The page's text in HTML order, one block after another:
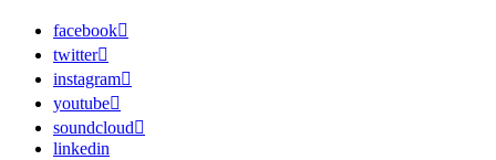
facebook
twitter
instagram
youtube
soundcloud
linkedin